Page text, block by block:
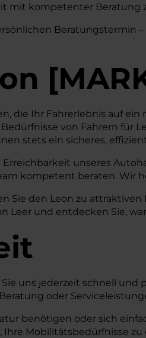
mit kompetenter Beratung
Beratungstermin
[
die Ihr Fahrerlebnis auf
von Fahrern
stets ein sicheres,
unseres
kompetent beraten.
Sie den Leon zu
Leer und entdecken Sie,
uns jederzeit schnell
oder
benötigen oder sich
Mobilitätsbedürfnisse